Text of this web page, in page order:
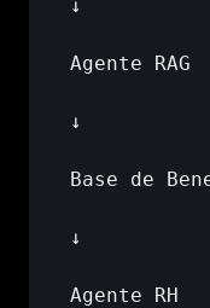
↓
Agente RAG
↓
Base de
↓
Agente RH